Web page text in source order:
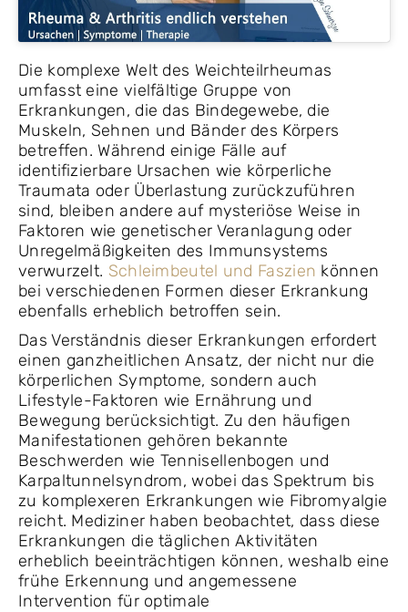
Die komplexe Welt des Weichteilrheumas
umfasst eine vielfältige Gruppe von
Erkrankungen, die das Bindegewebe, die
Muskeln, Sehnen und Bänder des Körpers
betreffen. Während einige Fälle auf
identifizierbare Ursachen wie körperliche
Traumata oder Überlastung zurückzuführen
sind, bleiben andere auf mysteriöse Weise in
Faktoren wie genetischer Veranlagung oder
Unregelmäßigkeiten des Immunsystems
verwurzelt. Schleimbeutel und Faszien können
bei verschiedenen Formen dieser Erkrankung
ebenfalls erheblich betroffen sein.
Das Verständnis dieser Erkrankungen erfordert
einen ganzheitlichen Ansatz, der nicht nur die
körperlichen Symptome, sondern auch
Lifestyle-Faktoren wie Ernährung und
Bewegung berücksichtigt. Zu den häufigen
Manifestationen gehören bekannte
Beschwerden wie Tennisellenbogen und
Karpaltunnelsyndrom, wobei das Spektrum bis
zu komplexeren Erkrankungen wie Fibromyalgie
reicht. Mediziner haben beobachtet, dass diese
Erkrankungen die täglichen Aktivitäten
erheblich beeinträchtigen können, weshalb eine
frühe Erkennung und angemessene
Intervention für optimale